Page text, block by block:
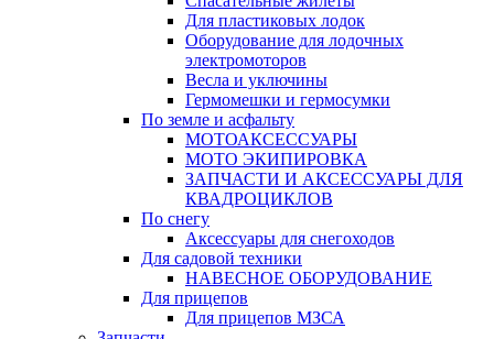
Для пластиковых лодок
Оборудование для лодочных
электромоторов
Весла и уключины
Гермомешки и гермосумки
По земле и асфальту
МОТОАКСЕССУАРЫ
МОТО ЭКИПИРОВКА
ЗАПЧАСТИ И АКСЕССУАРЫ ДЛЯ
КВАДРОЦИКЛОВ
По снегу
Аксессуары для снегоходов
Для садовой техники
НАВЕСНОЕ ОБОРУДОВАНИЕ
Для прицепов
Для прицепов МЗСА